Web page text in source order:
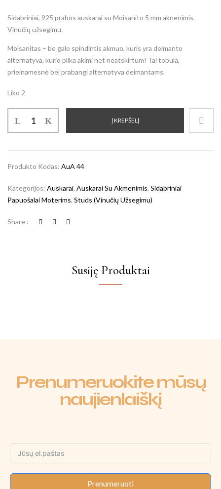
Sidabriniai, 925 prabos auskarai su Moisanito 5 mm aknenimis.
Vinučių užsegimu.
Moisanitas – be galo spindintis akmuo, kuris yra deimanto
alternatyva, kurio plika akimi net neatskirtum! Tai tobula,
prieinamesnė bei prabangi alternatyva deimantams.
Liko 2
Į KREPŠELĮ
Produkto Kodas: AuA 44
Kategorijos: Auskarai, Auskarai Su Akmenimis, Sidabriniai
Papuošalai Moterims, Studs (vinučių Užsegimu)
Share :
Susiję Produktai
Prenumeruokite mūsų
naujienlaiškį
Prenumeruoti